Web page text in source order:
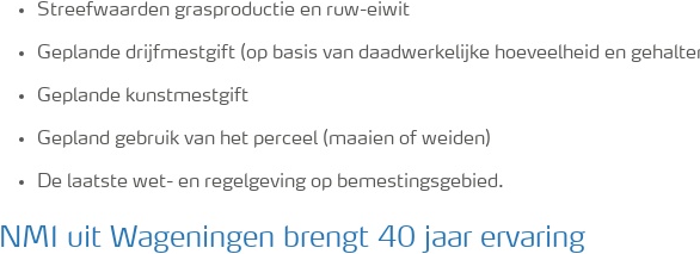
Streefwaarden grasproductie en ruw-eiwit
Geplande drijfmestgift (op basis van daadwerkelijke hoeveelheid en
Geplande kunstmestgift
Gepland gebruik van het perceel (maaien of weiden)
De laatste wet- en regelgeving op bemestingsgebied.
NMI uit Wageningen brengt 40 jaar ervaring